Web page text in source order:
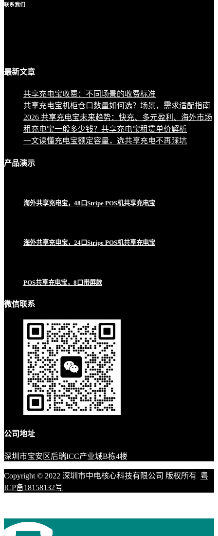
联系我们
最新文章
共享充电宝收费：不同场景的收费标准
共享充电宝机柜仓口数量如何选？场景，需求适配指南
2026 共享充电宝未来趋势：快充、多元盈利、海外市场
租充电宝一般多少钱？共享充电宝租赁单价解析
一文读懂充电宝额定容量，选共享充电不再踩坑
产品演示
海外共享充电宝，48口Stripe POS机共享充电宝
海外共享充电宝，24口Stripe POS机共享充电宝
POS共享充电宝，8口带屏款
微信联系
公司地址
深圳市宝安区后瑞ICC产业城B栋4楼
Copyright © 2022 深圳市中电核心科技有限公司 版权所有 粤
ICP备18158132号